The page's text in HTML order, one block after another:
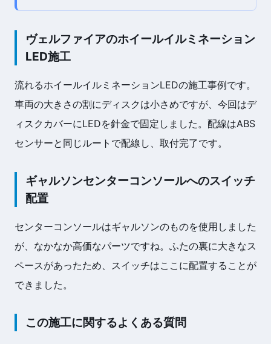
ヴェルファイアのホイールイルミネーション
LED施工
流れるホイールイルミネーションLEDの施工事例です。
車両の大きさの割にディスクは小さめですが、今回はデ
ィスクカバーにLEDを針金で固定しました。配線はABS
センサーと同じルートで配線し、取付完了です。
ギャルソンセンターコンソールへのスイッチ
配置
センターコンソールはギャルソンのものを使用しました
が、なかなか高価なパーツですね。ふたの裏に大きなス
ペースがあったため、スイッチはここに配置することが
できました。
この施工に関するよくある質問